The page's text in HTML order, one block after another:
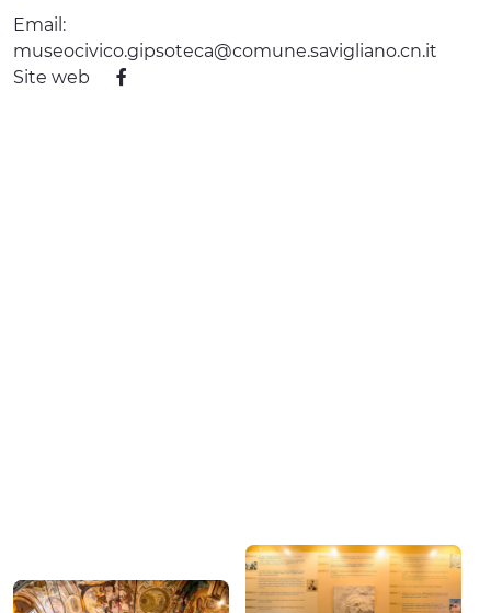
Email:
museocivico.gipsoteca@comune.savigliano.cn.it
Site web